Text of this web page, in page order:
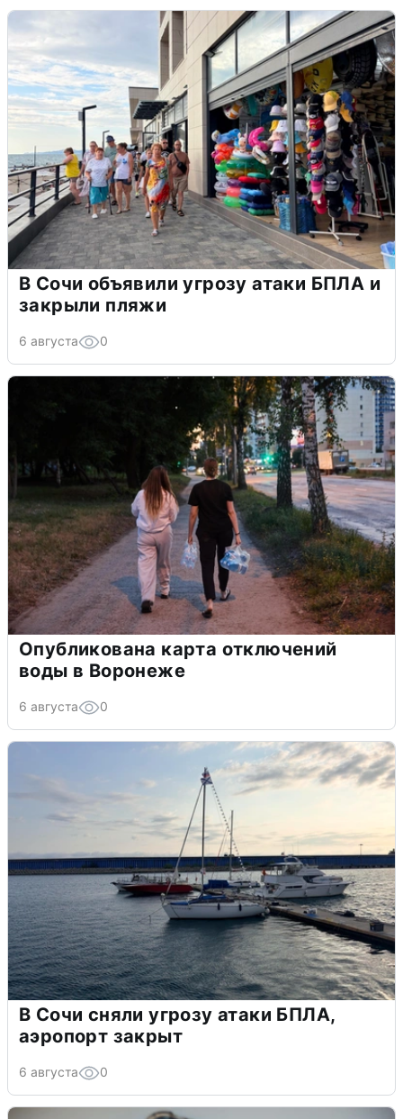
В Сочи объявили угрозу атаки БПЛА и
закрыли пляжи
6 августа 0
Опубликована карта отключений
воды в Воронеже
6 августа 0
В Сочи сняли угрозу атаки БПЛА,
аэропорт закрыт
6 августа 0